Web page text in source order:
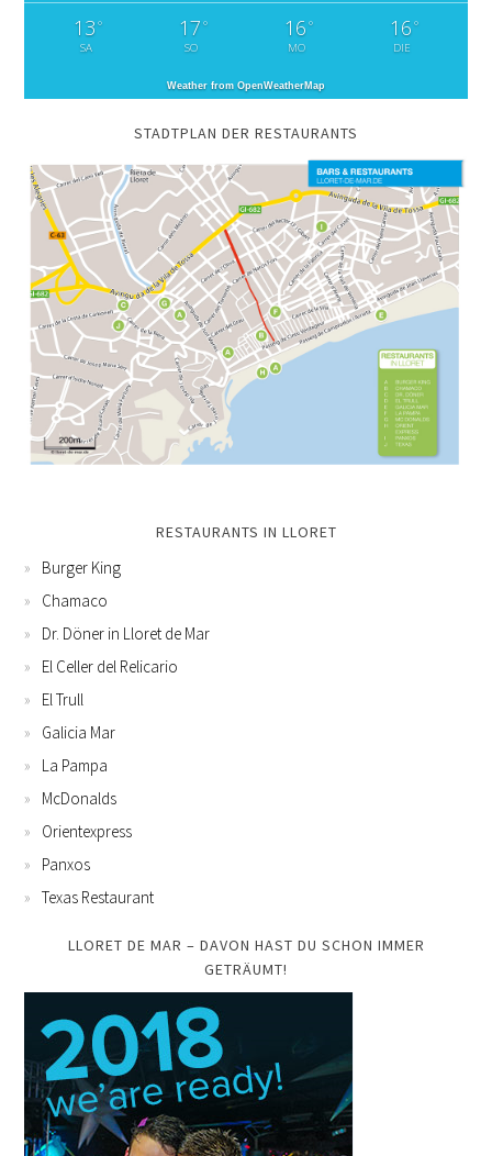
13 °
SA
17 °
SO
16 °
MO
16 °
DIE
Weather from OpenWeatherMap
STADTPLAN DER RESTAURANTS
RESTAURANTS IN LLORET
Burger King
Chamaco
Dr. Döner in Lloret de Mar
El Celler del Relicario
El Trull
Galicia Mar
La Pampa
McDonalds
Orientexpress
Panxos
Texas Restaurant
LLORET DE MAR – DAVON HAST DU SCHON IMMER
GETRÄUMT!